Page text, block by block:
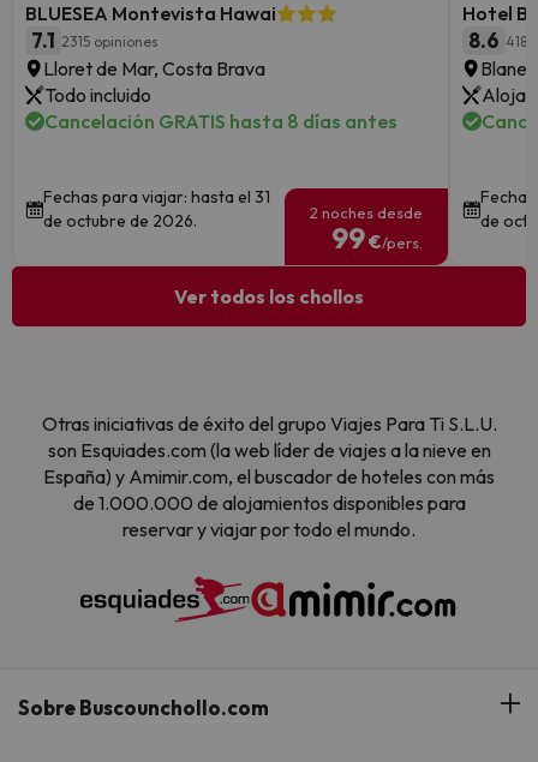
BLUESEA Montevista Hawai
7.1 2315 opiniones
Lloret de Mar, Costa Brava
Todo incluido
Cancelación GRATIS hasta 8 días antes
Fechas para viajar: hasta el 31
de octubre de 2026.
2 noches desde
99€/pers.
Hotel
8.6
de
Ver todos los chollos
Otras iniciativas de éxito del grupo Viajes Para Ti S.L.U.
son Esquiades.com (la web líder de viajes a la nieve en
España) y Amimir.com, el buscador de hoteles con más
de 1.000.000 de alojamientos disponibles para
reservar y viajar por todo el mundo.
Sobre Buscounchollo.com